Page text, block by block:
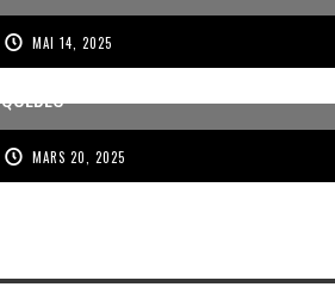
MAI 14, 2025
CHARLOTTE ET LA FIN DE L’ESCLAVAGE AU
QUÉBEC
MARS 20, 2025